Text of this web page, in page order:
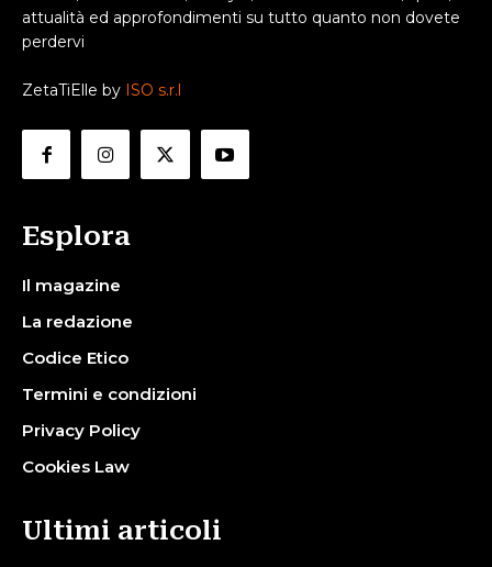
attualità ed approfondimenti su tutto quanto non dovete
perdervi
ZetaTiElle by ISO s.r.l
Esplora
Il magazine
La redazione
Codice Etico
Termini e condizioni
Privacy Policy
Cookies Law
Ultimi articoli